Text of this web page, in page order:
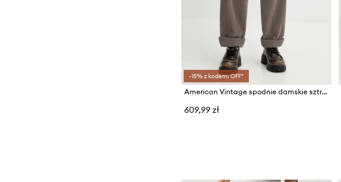
-15% z kodem: OFF*
American Vintage spodnie damskie sztruksowe
609,99 zł